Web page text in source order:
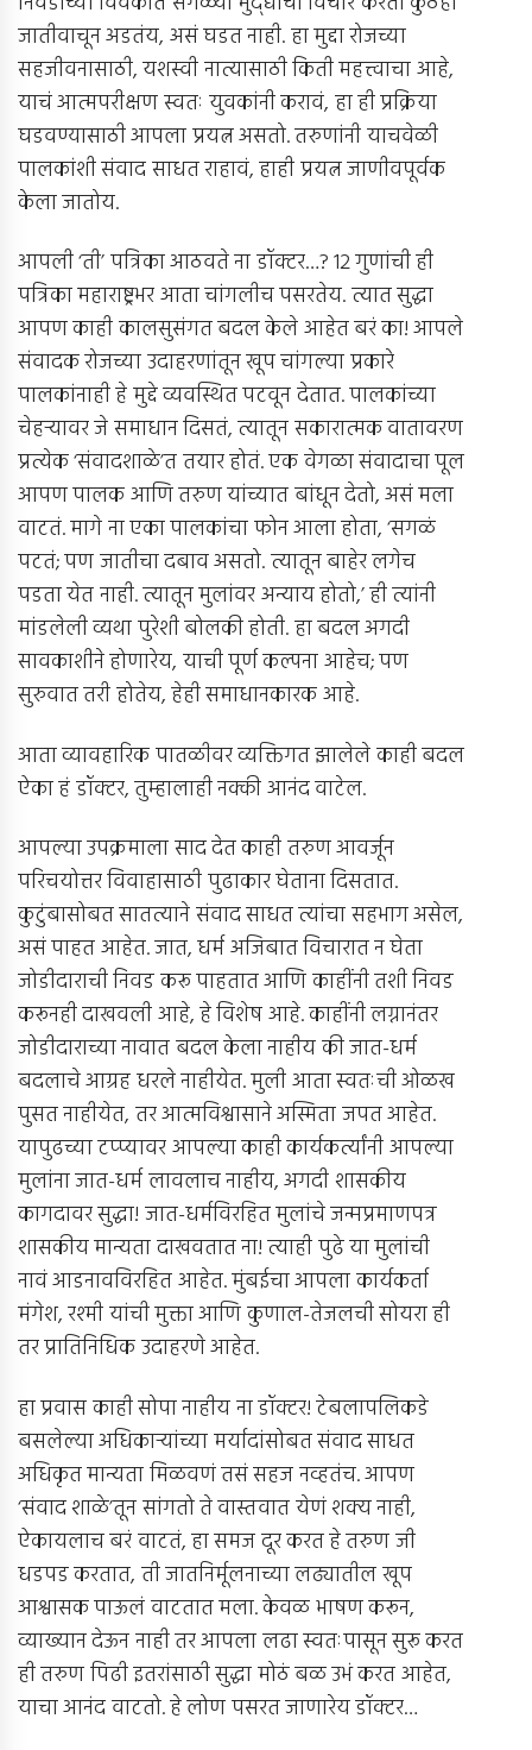
जातीवाचून अडतंय, असं घडत नाही. हा मुद्दा रोजच्या
सहजीवनासाठी, यशस्वी नात्यासाठी किती महत्त्वाचा आहे,
याचं आत्मपरीक्षण स्वतः युवकांनी करावं, हा ही प्रक्रिया
घडवण्यासाठी आपला प्रयत्न असतो. तरुणांनी याचवेळी
पालकांशी संवाद साधत राहावं, हाही प्रयत्न जाणीवपूर्वक
केला जातोय.
आपली ‘ती’ पत्रिका आठवते ना डॉक्टर…? 12 गुणांची ही
पत्रिका महाराष्ट्रभर आता चांगलीच पसरतेय. त्यात सुद्धा
आपण काही कालसुसंगत बदल केले आहेत बरं का! आपले
संवादक रोजच्या उदाहरणांतून खूप चांगल्या प्रकारे
पालकांनाही हे मुद्दे व्यवस्थित पटवून देतात. पालकांच्या
चेहर्‍यावर जे समाधान दिसतं, त्यातून सकारात्मक वातावरण
प्रत्येक ‘संवादशाळे’त तयार होतं. एक वेगळा संवादाचा पूल
आपण पालक आणि तरुण यांच्यात बांधून देतो, असं मला
वाटतं. मागे ना एका पालकांचा फोन आला होता, ‘सगळं
पटतं; पण जातीचा दबाव असतो. त्यातून बाहेर लगेच
पडता येत नाही. त्यातून मुलांवर अन्याय होतो,’ ही त्यांनी
मांडलेली व्यथा पुरेशी बोलकी होती. हा बदल अगदी
सावकाशीने होणारेय, याची पूर्ण कल्पना आहेच; पण
सुरुवात तरी होतेय, हेही समाधानकारक आहे.
आता व्यावहारिक पातळीवर व्यक्तिगत झालेले काही बदल
ऐका हं डॉक्टर, तुम्हालाही नक्की आनंद वाटेल.
आपल्या उपक्रमाला साद देत काही तरुण आवर्जून
परिचयोत्तर विवाहासाठी पुढाकार घेताना दिसतात.
कुटुंबासोबत सातत्याने संवाद साधत त्यांचा सहभाग असेल,
असं पाहत आहेत. जात, धर्म अजिबात विचारात न घेता
जोडीदाराची निवड करू पाहतात आणि काहींनी तशी निवड
करूनही दाखवली आहे, हे विशेष आहे. काहींनी लग्नानंतर
जोडीदाराच्या नावात बदल केला नाहीय की जात-धर्म
बदलाचे आग्रह धरले नाहीयेत. मुली आता स्वतःची ओळख
पुसत नाहीयेत, तर आत्मविश्वासाने अस्मिता जपत आहेत.
यापुढच्या टप्प्यावर आपल्या काही कार्यकर्त्यांनी आपल्या
मुलांना जात-धर्म लावलाच नाहीय, अगदी शासकीय
कागदावर सुद्धा! जात-धर्मविरहित मुलांचे जन्मप्रमाणपत्र
शासकीय मान्यता दाखवतात ना! त्याही पुढे या मुलांची
नावं आडनावविरहित आहेत. मुंबईचा आपला कार्यकर्ता
मंगेश, रश्मी यांची मुक्ता आणि कुणाल-तेजलची सोयरा ही
तर प्रातिनिधिक उदाहरणे आहेत.
हा प्रवास काही सोपा नाहीय ना डॉक्टर! टेबलापलिकडे
बसलेल्या अधिकार्‍यांच्या मर्यादांसोबत संवाद साधत
अधिकृत मान्यता मिळवणं तसं सहज नव्हतंच. आपण
‘संवाद शाळे’तून सांगतो ते वास्तवात येणं शक्य नाही,
ऐकायलाच बरं वाटतं, हा समज दूर करत हे तरुण जी
धडपड करतात, ती जातनिर्मूलनाच्या लढ्यातील खूप
आश्वासक पाऊलं वाटतात मला. केवळ भाषण करून,
व्याख्यान देऊन नाही तर आपला लढा स्वतःपासून सुरू करत
ही तरुण पिढी इतरांसाठी सुद्धा मोठं बळ उभं करत आहेत,
याचा आनंद वाटतो. हे लोण पसरत जाणारेय डॉक्टर…